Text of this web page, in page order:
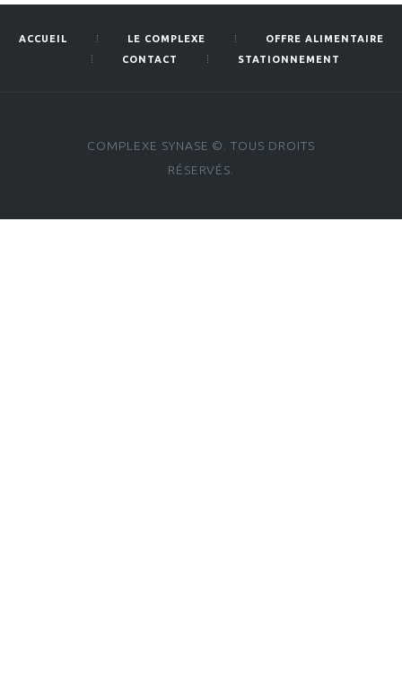
ACCUEIL LE COMPLEXE
OFFRE ALIMENTAIRE
CONTACT
STATIONNEMENT
COMPLEXE SYNASE ©. TOUS DROITS
RÉSERVÉS.